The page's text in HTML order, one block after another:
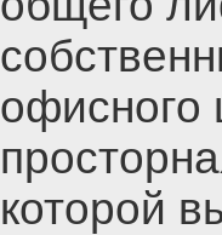
офисного
которой